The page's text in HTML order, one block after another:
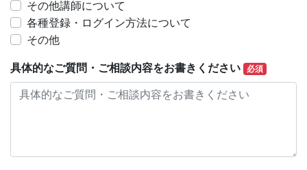
その他講師について
各種登録・ログイン方法について
その他
具体的なご質問・ご相談内容をお書きください 必須